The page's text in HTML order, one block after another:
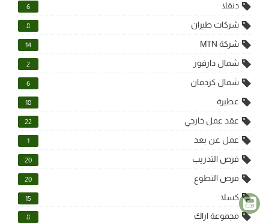
دنقلا 6
شركات طيران 8
شركة MTN 14
شمال دارفور 2
شمال كردفان 6
عطبرة 18
عقد عمل خارجي 22
عمل عن بعد 1
فرص التدريب 20
فرص التطوع 20
كسلا 15
مجموعة اراك 8